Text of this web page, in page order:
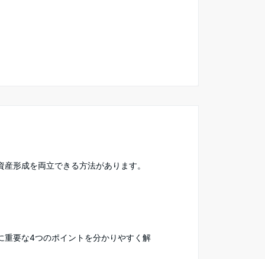
形成を両立できる方法があります。
重要な4つのポイントを分かりやすく解